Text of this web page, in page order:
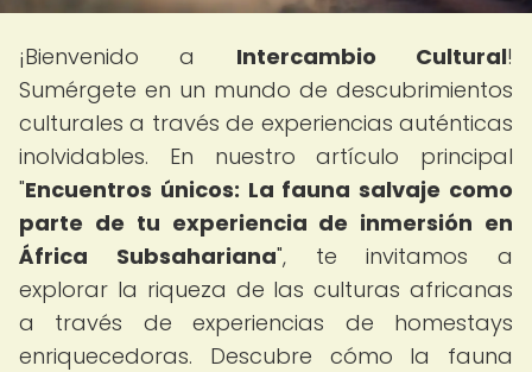
¡Bienvenido a Intercambio Cultural!
Sumérgete en un mundo de descubrimientos
culturales a través de experiencias auténticas
inolvidables. En nuestro artículo principal
"Encuentros únicos: La fauna salvaje como
parte de tu experiencia de inmersión en
África Subsahariana", te invitamos a
explorar la riqueza de las culturas africanas
a través de experiencias de homestays
enriquecedoras. Descubre cómo la fauna